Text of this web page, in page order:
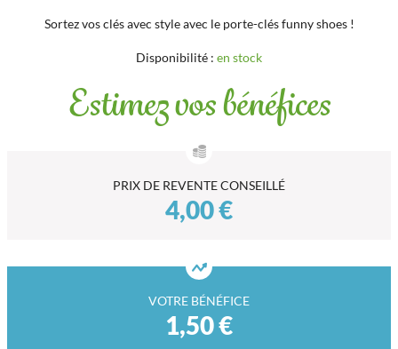
Sortez vos clés avec style avec le porte-clés funny shoes !
Disponibilité : en stock
Estimez vos bénéfices
PRIX DE REVENTE CONSEILLÉ
4,00 €
VOTRE BÉNÉFICE
1,50 €